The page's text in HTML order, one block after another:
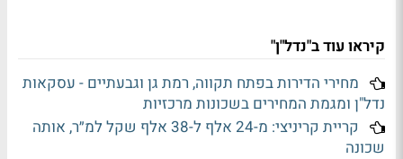
קיראו עוד ב"נדל"ן"
מחירי הדירות בפתח תקווה, רמת גן וגבעתיים - עסקאות
נדל"ן ומגמת המחירים בשכונות מרכזיות
קריית קריניצי: מ-24 אלף ל-38 אלף שקל למ״ר, אותה
שכונה